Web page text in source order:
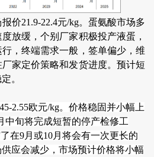
价21.9-22.4元/kg。蛋氨酸市场多
放缓，个别厂家积极投产液蛋，
，终端需求一般，签单偏少，维
家定价策略和发货进度。预计短
。
2.55欧元/kg。价格稳固并小幅上
中旬将完成短暂的停产检修工
在9月或10月将会有一次更长的
应会减少，市场预计价格将小幅